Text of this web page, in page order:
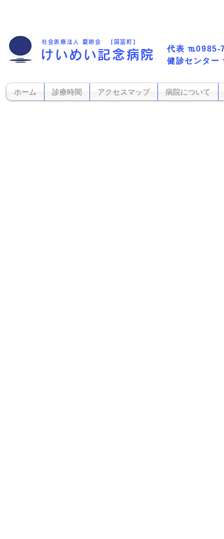
​健診センター
社会医療法人 慶明会 【国富町】
けいめい記念病院 代表​ ℡0985-
ホーム 診療時間 アクセスマップ 病院について